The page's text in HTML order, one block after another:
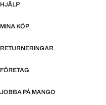
HJÄLP
MINA KÖP
RETURNERINGAR
FÖRETAG
JOBBA PÅ MANGO